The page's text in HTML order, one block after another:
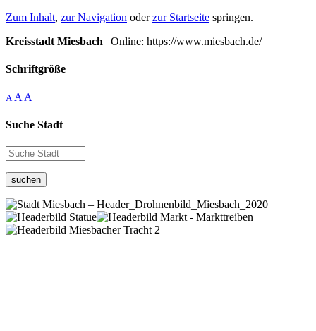
Zum Inhalt, zur Navigation oderzur Startseite springen.
Kreisstadt Miesbach | Online: https://www.miesbach.de/
Schriftgröße
A A A
Suche Stadt
suchen